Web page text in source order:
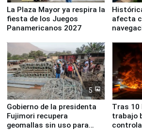
La Plaza Mayor ya respira la
fiesta de los Juegos
Panamericanos 2027
afecta
5
Gobierno de la presidenta
Fujimori recupera
geomallas sin uso para
Tras 10
trabajo